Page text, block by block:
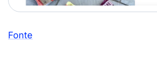
Fonte